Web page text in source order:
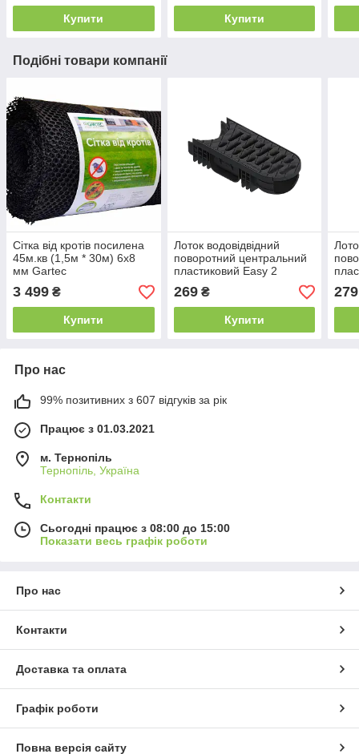
Купити Купити
Подібні товари компанії
Сітка від кротів посилена
45м.кв (1,5м * 30м) 6х8
мм Gartec
3 499 ₴
Купити
Лоток водовідвідний
поворотний центральний
пластиковий Easy 2
DN100 H75 з решіткою
поворотною центральною
пластиковою А15 чорний
269₴
Купити
279
Про нас
99% позитивних з 607 відгуків за рік
Працює з 01.03.2021
м. Тернопіль
Тернопіль, Україна
Контакти
Сьогодні працює з 08:00 до 15:00
Показати весь графік роботи
Про нас
Контакти
Доставка та оплата
Графік роботи
Повна версія сайту